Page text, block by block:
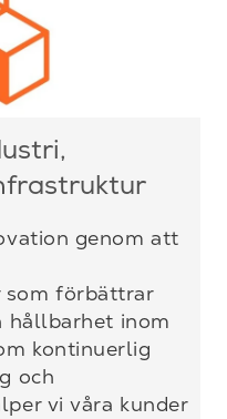
genom att
förbättrar
hållbarhet inom
kontinuerlig
och
vi våra kunder